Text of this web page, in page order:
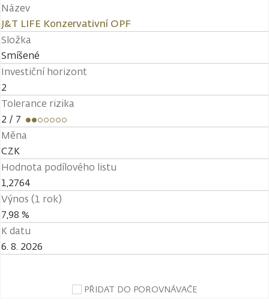
Název
J&T LIFE Konzervativní OPF
Složka
Smíšené
Investiční horizont
2
Tolerance rizika
2 / 7
Měna
CZK
Hodnota podílového listu
1,2764
Výnos (1 rok)
7,98 %
K datu
6. 8. 2026
PŘIDAT DO POROVNÁVAČE